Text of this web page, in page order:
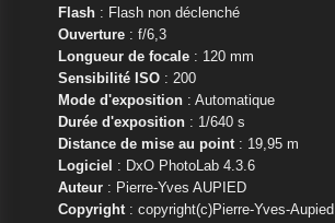
Flash: Flash non déclenché
Ouverture: f/6,3
Longueur de focale: 120 mm
Sensibilité ISO: 200
Mode d'exposition: Automatique
Durée d'exposition: 1/640 s
Distance de mise au point: 19,95 m
Logiciel : DxO PhotoLab 4.3.6
Auteur: Pierre-Yves AUPIED
Copyright: copyright(c)Pierre-Yves-Aupied